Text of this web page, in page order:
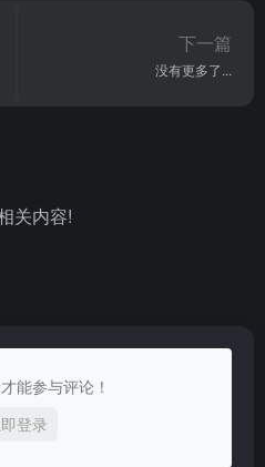
下一篇
没有更多了...
关内容!
能参与评论！
登录